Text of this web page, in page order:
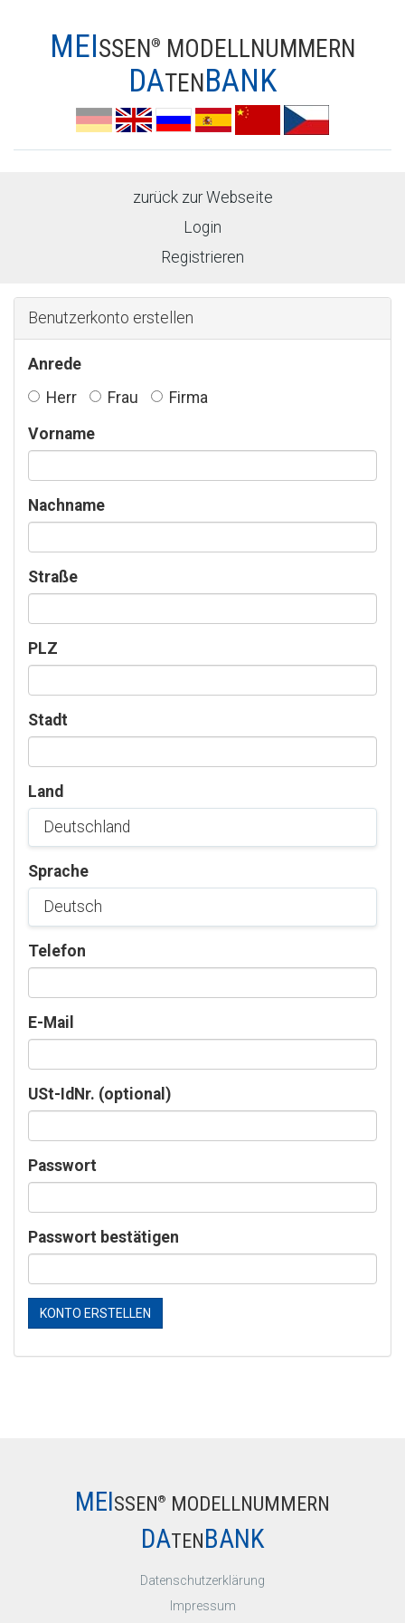
MEISSEN® MODELLNUMMERN
DATENBANK
zurück zur Webseite
Login
Registrieren
Benutzerkonto erstellen
Anrede
Herr
Frau
Firma
Vorname
Nachname
Straße
PLZ
Stadt
Land
Sprache
Telefon
E-Mail
USt-IdNr. (optional)
Passwort
Passwort bestätigen
KONTO ERSTELLEN
MEISSEN® MODELLNUMMERN
DATENBANK
Datenschutzerklärung
Impressum